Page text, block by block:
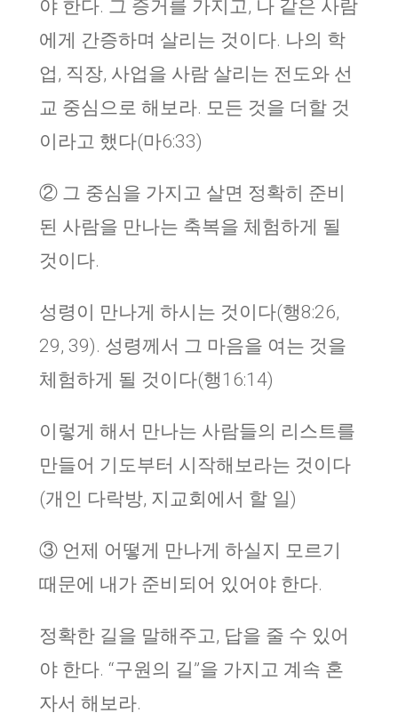
야 한다. 그 증거를 가지고, 나 같은 사람
에게 간증하며 살리는 것이다. 나의 학
업, 직장, 사업을 사람 살리는 전도와 선
교 중심으로 해보라. 모든 것을 더할 것
이라고 했다(마6:33)
② 그 중심을 가지고 살면 정확히 준비
된 사람을 만나는 축복을 체험하게 될
것이다.
성령이 만나게 하시는 것이다(행8:26,
29, 39). 성령께서 그 마음을 여는 것을
체험하게 될 것이다(행16:14)
이렇게 해서 만나는 사람들의 리스트를
만들어 기도부터 시작해보라는 것이다
(개인 다락방, 지교회에서 할 일)
③ 언제 어떻게 만나게 하실지 모르기
때문에 내가 준비되어 있어야 한다.
정확한 길을 말해주고, 답을 줄 수 있어
야 한다. “구원의 길”을 가지고 계속 혼
자서 해보라.